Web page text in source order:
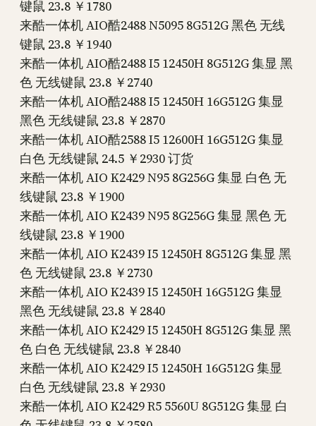
键鼠 23.8 ￥1780
来酷一体机 AIO酷2488 N5095 8G512G 黑色 无线
键鼠 23.8 ￥1940
来酷一体机 AIO酷2488 I5 12450H 8G512G 集显 黑
色 无线键鼠 23.8 ￥2740
来酷一体机 AIO酷2488 I5 12450H 16G512G 集显
黑色 无线键鼠 23.8 ￥2870
来酷一体机 AIO酷2588 I5 12600H 16G512G 集显
白色 无线键鼠 24.5 ￥2930 订货
来酷一体机 AIO K2429 N95 8G256G 集显 白色 无
线键鼠 23.8 ￥1900
来酷一体机 AIO K2439 N95 8G256G 集显 黑色 无
线键鼠 23.8 ￥1900
来酷一体机 AIO K2439 I5 12450H 8G512G 集显 黑
色 无线键鼠 23.8 ￥2730
来酷一体机 AIO K2439 I5 12450H 16G512G 集显
黑色 无线键鼠 23.8 ￥2840
来酷一体机 AIO K2429 I5 12450H 8G512G 集显 黑
色 白色 无线键鼠 23.8 ￥2840
来酷一体机 AIO K2429 I5 12450H 16G512G 集显
白色 无线键鼠 23.8 ￥2930
来酷一体机 AIO K2429 R5 5560U 8G512G 集显 白